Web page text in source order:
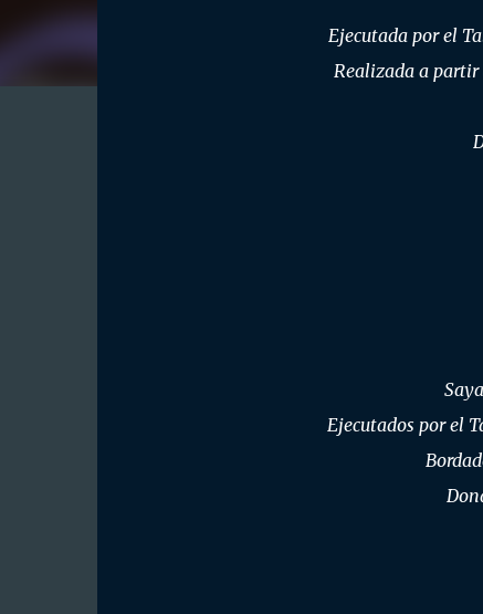
Ejecutada por el
Realizada a partir
Ejecutados por el